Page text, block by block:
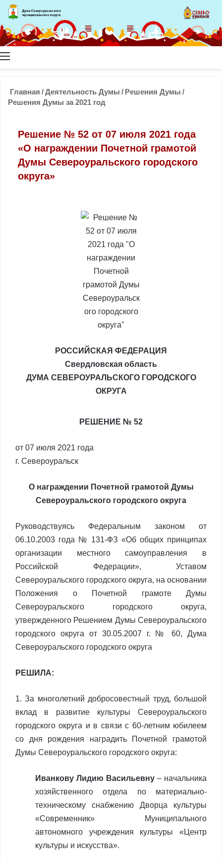
Главная /Деятельность Думы / Решения Думы /
Решения Думы за 2021 год
Решение № 52 от 07 июля 2021 года
«О награждении Почетной грамотой
Думы Североуральского городского
округа»
РОССИЙСКАЯ ФЕДЕРАЦИЯ
Свердловская область
ДУМА СЕВЕРОУРАЛЬСКОГО ГОРОДСКОГО
ОКРУГА
РЕШЕНИЕ № 52
от 07 июля 2021 года
г. Североуральск
О награждении Почетной грамотой Думы
Североуральского городского округа
Руководствуясь Федеральным законом от
06.10.2003 года № 131-ФЗ «Об общих принципах
организации местного самоуправления в
Российской Федерации», Уставом
Североуральского городского округа, на основании
Положения о Почетной грамоте Думы
Североуральского городского округа,
утвержденного Решением Думы Североуральского
городского округа от 30.05.2007 г. № 60, Дума
Североуральского городского округа
РЕШИЛА:
1. За многолетний добросовестный труд, большой
вклад в развитие культуры Североуральского
городского округа и в связи с 60-летним юбилеем
со дня рождения наградить Почетной грамотой
Думы Североуральского городского округа:
Иванкову Лидию Васильевну – начальника
хозяйственного отдела по материально-
техническому снабжению Дворца культуры
«Современник» Муниципального
автономного учреждения культуры «Центр
культуры и искусства».